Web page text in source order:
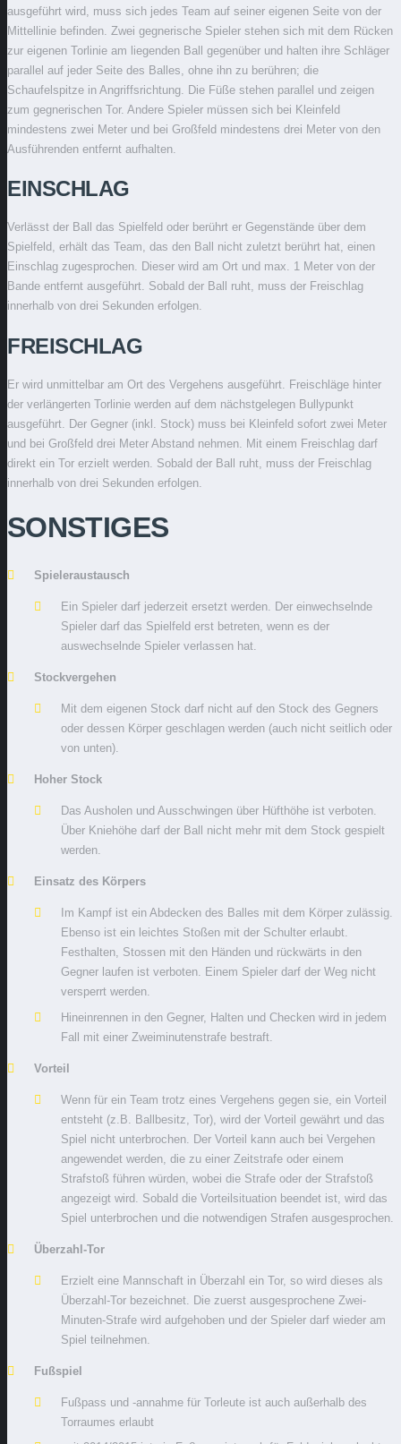
ausgeführt wird, muss sich jedes Team auf seiner eigenen Seite von der
Mittellinie befinden. Zwei gegnerische Spieler stehen sich mit dem Rücken
zur eigenen Torlinie am liegenden Ball gegenüber und halten ihre Schläger
parallel auf jeder Seite des Balles, ohne ihn zu berühren; die
Schaufelspitze in Angriffsrichtung. Die Füße stehen parallel und zeigen
zum gegnerischen Tor. Andere Spieler müssen sich bei Kleinfeld
mindestens zwei Meter und bei Großfeld mindestens drei Meter von den
Ausführenden entfernt aufhalten.
EINSCHLAG
Verlässt der Ball das Spielfeld oder berührt er Gegenstände über dem
Spielfeld, erhält das Team, das den Ball nicht zuletzt berührt hat, einen
Einschlag zugesprochen. Dieser wird am Ort und max. 1 Meter von der
Bande entfernt ausgeführt. Sobald der Ball ruht, muss der Freischlag
innerhalb von drei Sekunden erfolgen.
FREISCHLAG
Er wird unmittelbar am Ort des Vergehens ausgeführt. Freischläge hinter
der verlängerten Torlinie werden auf dem nächstgelegen Bullypunkt
ausgeführt. Der Gegner (inkl. Stock) muss bei Kleinfeld sofort zwei Meter
und bei Großfeld drei Meter Abstand nehmen. Mit einem Freischlag darf
direkt ein Tor erzielt werden. Sobald der Ball ruht, muss der Freischlag
innerhalb von drei Sekunden erfolgen.
SONSTIGES
Spieleraustausch
Ein Spieler darf jederzeit ersetzt werden. Der einwechselnde
Spieler darf das Spielfeld erst betreten, wenn es der
auswechselnde Spieler verlassen hat.
Stockvergehen
Mit dem eigenen Stock darf nicht auf den Stock des Gegners
oder dessen Körper geschlagen werden (auch nicht seitlich oder
von unten).
Hoher Stock
Das Ausholen und Ausschwingen über Hüfthöhe ist verboten.
Über Kniehöhe darf der Ball nicht mehr mit dem Stock gespielt
werden.
Einsatz des Körpers
Im Kampf ist ein Abdecken des Balles mit dem Körper zulässig.
Ebenso ist ein leichtes Stoßen mit der Schulter erlaubt.
Festhalten, Stossen mit den Händen und rückwärts in den
Gegner laufen ist verboten. Einem Spieler darf der Weg nicht
versperrt werden.
Hineinrennen in den Gegner, Halten und Checken wird in jedem
Fall mit einer Zweiminutenstrafe bestraft.
Vorteil
Wenn für ein Team trotz eines Vergehens gegen sie, ein Vorteil
entsteht (z.B. Ballbesitz, Tor), wird der Vorteil gewährt und das
Spiel nicht unterbrochen. Der Vorteil kann auch bei Vergehen
angewendet werden, die zu einer Zeitstrafe oder einem
Strafstoß führen würden, wobei die Strafe oder der Strafstoß
angezeigt wird. Sobald die Vorteilsituation beendet ist, wird das
Spiel unterbrochen und die notwendigen Strafen ausgesprochen.
Überzahl-Tor
Erzielt eine Mannschaft in Überzahl ein Tor, so wird dieses als
Überzahl-Tor bezeichnet. Die zuerst ausgesprochene Zwei-
Minuten-Strafe wird aufgehoben und der Spieler darf wieder am
Spiel teilnehmen.
Fußspiel
Fußpass und -annahme für Torleute ist auch außerhalb des
Torraumes erlaubt